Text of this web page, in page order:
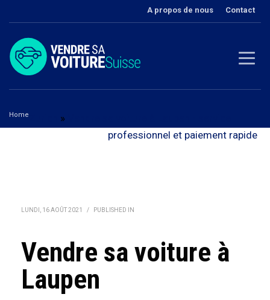
A propos de nous Contact
Home »
professionnel et paiement rapide
LUNDI, 16 AOÛT 2021 / PUBLISHED IN
Vendre sa voiture à
Laupen